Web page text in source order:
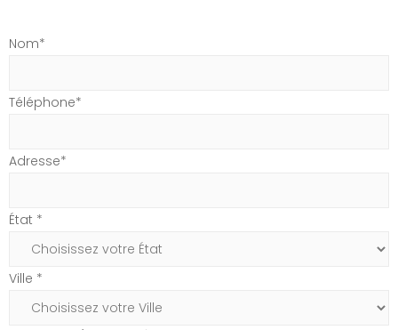
Nom*
Téléphone*
Adresse*
État *
Ville *